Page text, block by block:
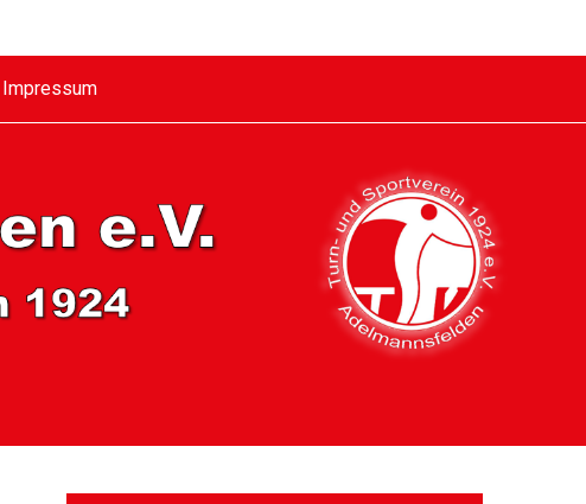
Impressum